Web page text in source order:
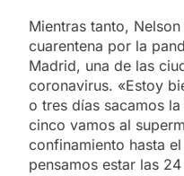
Mientras tanto,
cuarentena por la
Madrid, una de las
coronavirus. «Estoy
o tres días sacamos
cinco vamos al
confinamiento hasta
pensamos estar las